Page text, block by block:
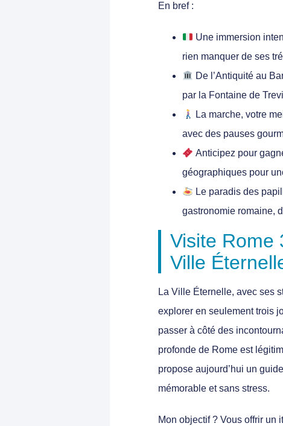
En bref :
Une immersion
rien manquer de ses
De l’Antiquité au
par la Fontaine de
La marche, votre
avec des pauses
Anticipez pour
géographiques pour
Le paradis des
gastronomie romaine,
Visite Rome
Ville
La Ville Éternelle, avec ses
explorer en seulement trois
passer à côté des
profonde de Rome est
propose aujourd’hui un
mémorable et sans stress.
Mon objectif ? Vous offrir un